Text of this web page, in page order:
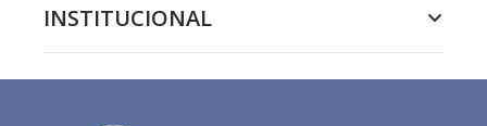
INSTITUCIONAL